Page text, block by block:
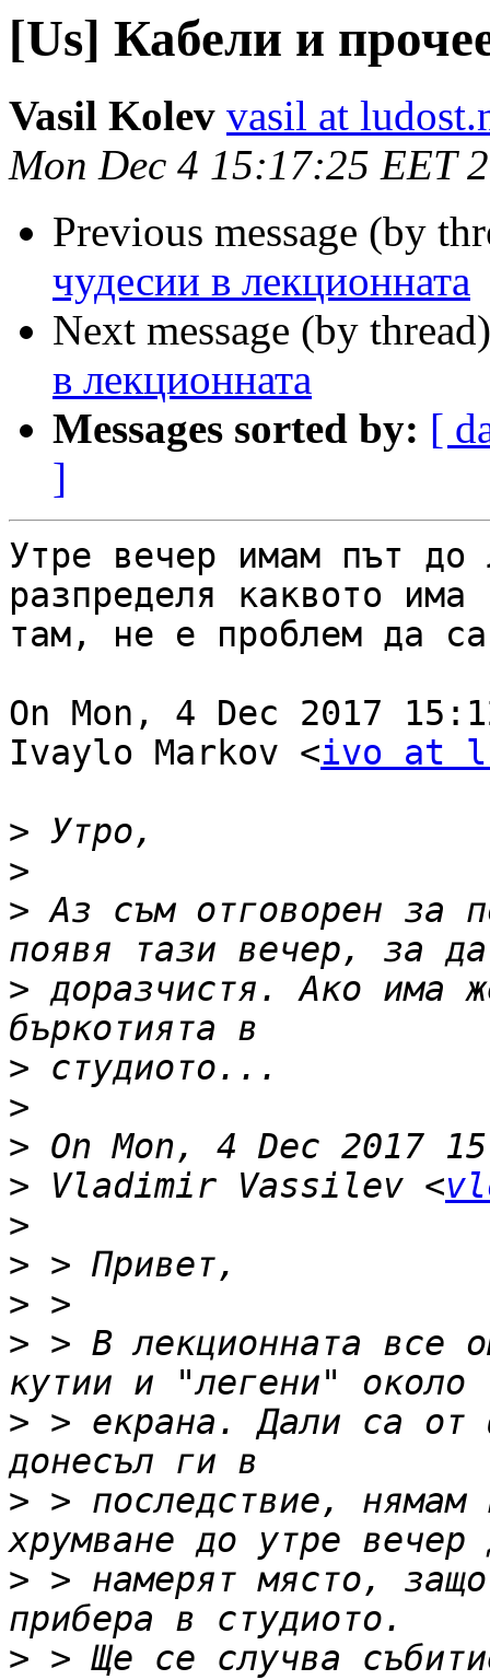
[Us] Кабели и
Vasil Kolev vasil at
Mon Dec 4 15:17:25 EET
Previous message (by
чудесии в лекционната
Next message (by
в лекционната
Messages sorted by: [
]
Утре вечер имам път
разпределя каквото има
там, не е проблем да
On Mon, 4 Dec 2017
Ivaylo Markov <ivo at
>
>
> Аз съм отговорен за
> доразчистя. Ако има
>
>
>
> Vladimir Vassilev <
>
>
>
> > В лекционната все
> > екрана. Дали са от
> > последствие,
> > намерят място,
> > Ще се случва